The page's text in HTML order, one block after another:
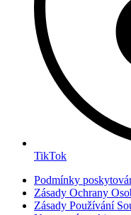
TikTok
Podmínky
Zásady Ochrany
Zásady Používání